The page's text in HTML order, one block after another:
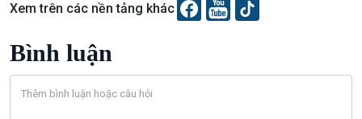
Podcast
Xem trên các nền tảng khác
Bình luận